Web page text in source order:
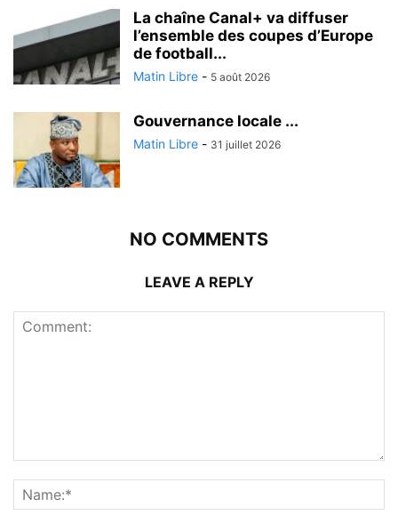
La chaîne Canal+ va diffuser
l’ensemble des coupes d’Europe
de football...
Matin Libre - 5 août 2026
Gouvernance locale ...
Matin Libre - 31 juillet 2026
NO COMMENTS
LEAVE A REPLY